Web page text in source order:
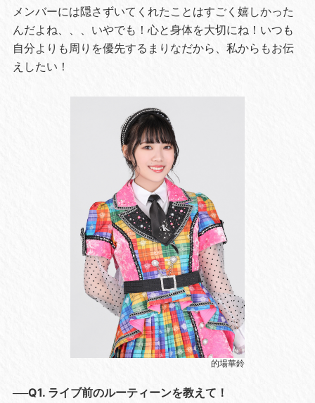
メンバーには隠さずいてくれたことはすごく嬉しかった
んだよね、、、いやでも！心と身体を大切にね！いつも
自分よりも周りを優先するまりなだから、私からもお伝
えしたい！
的場華鈴
──Q1. ライブ前のルーティーンを教えて！